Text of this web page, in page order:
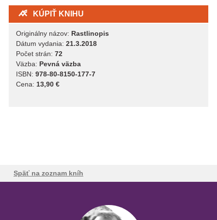
KÚPIŤ KNIHU
Originálny názov: Rastlinopis
Dátum vydania: 21.3.2018
Počet strán: 72
Väzba: Pevná väzba
ISBN: 978-80-8150-177-7
Cena: 13,90 €
Späť na zoznam kníh